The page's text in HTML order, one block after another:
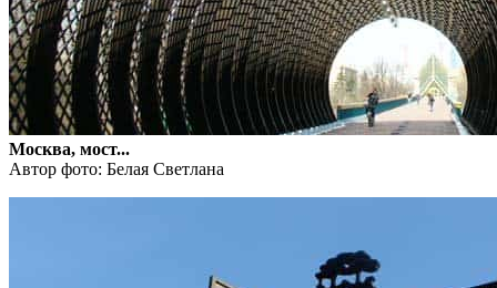
Москва, мост...
Автор фото: Белая Светлана